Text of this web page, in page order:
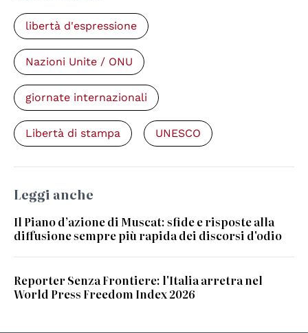
libertà d'espressione
Nazioni Unite / ONU
giornate internazionali
Libertà di stampa UNESCO
Leggi anche
Il Piano d’azione di Muscat: sfide e risposte alla
diffusione sempre più rapida dei discorsi d'odio
Reporter Senza Frontiere: l'Italia arretra nel
World Press Freedom Index 2026